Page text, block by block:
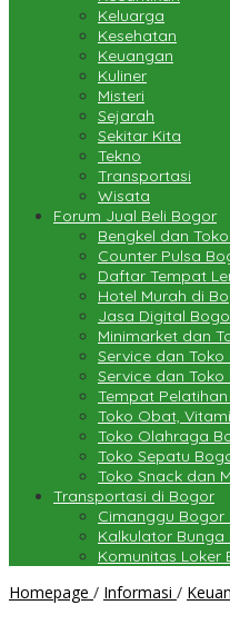
Keluarga
Kesehatan
Keuangan
Kuliner
Misteri
Sejarah
Sekitar Kita
Tekno
Transportasi
Wisata
Forum Jual Beli Bogor
Bengkel dan
Counter Pulsa
Daftar Tempat
Hotel Murah di
Jasa Digital
Minimarket dan
Service dan
Service dan
Tempat
Toko Obat,
Toko Olahraga
Toko Sepatu
Toko Snack dan
Transportasi di Bogor
Cimanggu Bogor
Kalkulator
Komunitas Loker
Homepage / Informasi /